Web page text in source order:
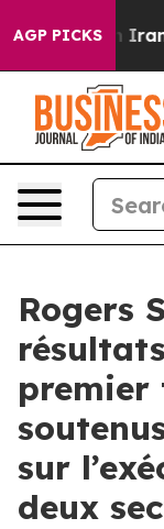
AGP PICKS
Drove oil
Rogers
premier
sur
deux